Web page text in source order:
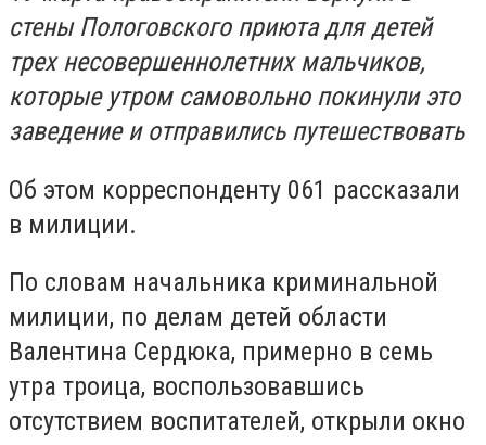
стены Пологовского приюта для детей
трех несовершеннолетних мальчиков,
которые утром самовольно покинули это
заведение и отправились путешествовать
Об этом корреспонденту 061 рассказали
в милиции.
По словам начальника криминальной
милиции, по делам детей области
Валентина Сердюка, примерно в семь
утра троица, воспользовавшись
отсутствием воспитателей, открыли окно